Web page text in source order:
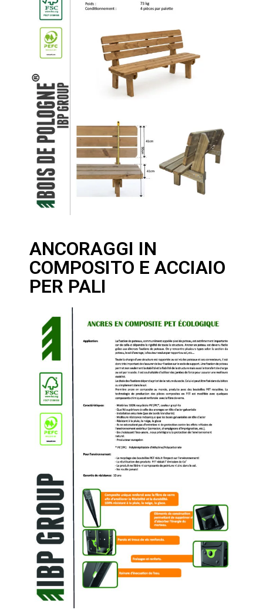
ANCORAGGI IN
COMPOSITO E ACCIAIO
PER PALI